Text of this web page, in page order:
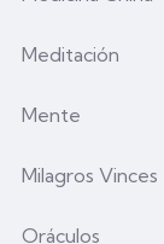
Meditación
Mente
Milagros Vinces
Oráculos